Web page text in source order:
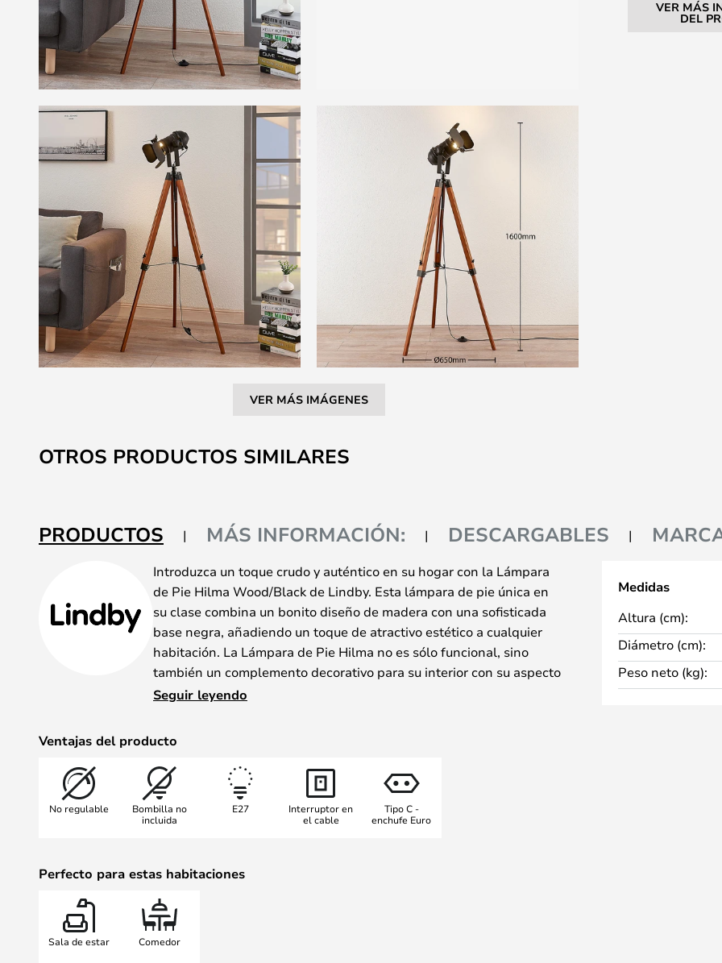
VER MÁS IMÁGENES
al
comienzo
galería
de
VER MÁS
DEL
OTROS PRODUCTOS SIMILARES
PRODUCTOS MÁS INFORMACIÓN: DESCARGABLES
Introduzca un toque crudo y auténtico en su hogar con la Lámpara
de Pie Hilma Wood/Black de Lindby. Esta lámpara de pie única en
su clase combina un bonito diseño de madera con una sofisticada
base negra, añadiendo un toque de atractivo estético a cualquier
habitación. La Lámpara de Pie Hilma no es sólo funcional, sino
también un complemento decorativo para su interior con su aspecto
crudo y auténtico. El brazo ajustable permite dirigir la luz con
iluminación ambiental. Con su encantador acabado en madera y su
ambiente único y atractivo a cualquier habitación de su hogar.
Seguir leyendo
Ventajas del producto
No regulable
Bombilla no
incluida
E27
Interruptor en
el cable
Tipo C -
enchufe Euro
Perfecto para estas habitaciones
Sala de estar Comedor
Medidas
Altura (cm):
Diámetro (cm):
Peso neto (kg):